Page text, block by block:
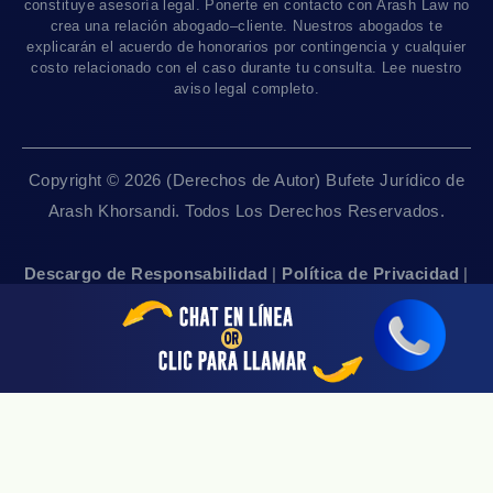
Accidentes De Camiones
Abogados De Muerte Por Negligencia
Empleos
Mapa Del Sitio
Disponible Sólo Con Cita Previa
Sacramento, CA 95825
San Francisco, CA 94111
Disponible Sólo Con Cita Previa
Sherman Oaks, CA 91403
Linea De 24hrs: (818) 696-4440
Disponible Sólo Con Cita Previa
constituye asesoría legal. Ponerte en contacto con Arash Law no
crea una relación abogado–cliente. Nuestros abogados te
explicarán el acuerdo de honorarios por contingencia y cualquier
costo relacionado con el caso durante tu consulta. Lee nuestro
aviso legal completo.
Copyright © 2026 (Derechos de Autor) Bufete Jurídico de
Arash Khorsandi. Todos Los Derechos Reservados.
Descargo de Responsabilidad | Política de Privacidad |
Accesibilidad|Empleos| Mapa Del Sitio